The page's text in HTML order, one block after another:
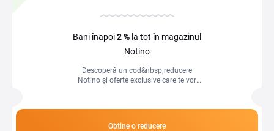
Bani înapoi2 % la tot în magazinul
Notino
Descoperă un cod&nbsp;reducere
Notino și oferte exclusive care te vor
Obține o reducere